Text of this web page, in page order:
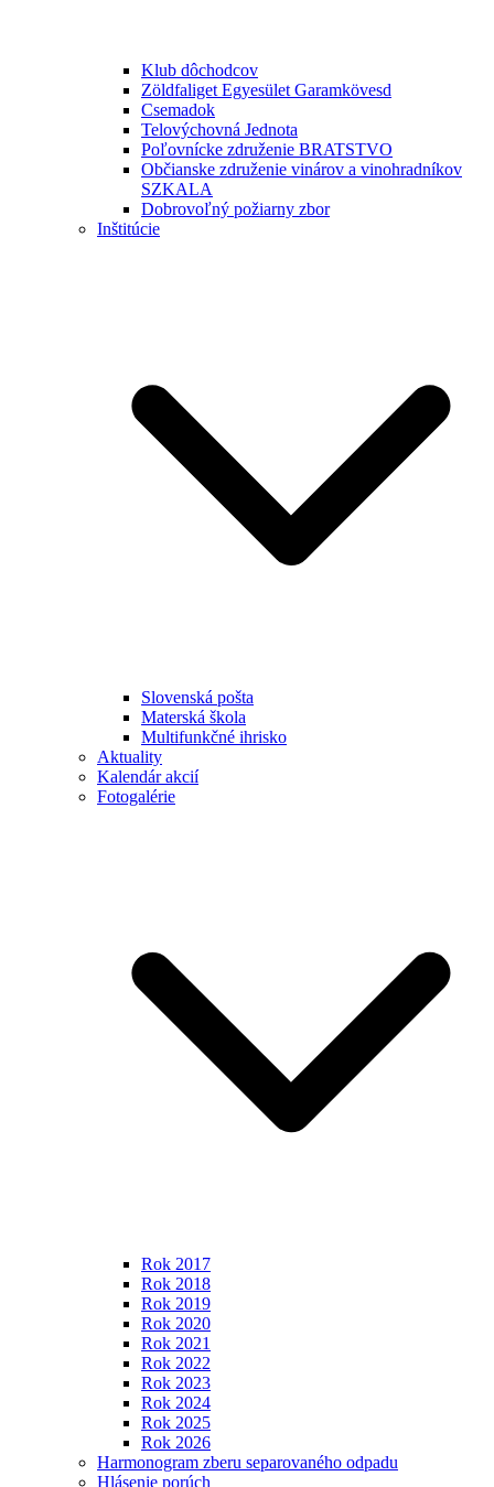
Klub dôchodcov
Zöldfaliget Egyesület Garamkövesd
Csemadok
Telovýchovná Jednota
Poľovnícke združenie BRATSTVO
Občianske združenie vinárov a vinohradníkov
SZKALA
Dobrovoľný požiarny zbor
Inštitúcie
Slovenská pošta
Materská škola
Multifunkčné ihrisko
Aktuality
Kalendár akcií
Fotogalérie
Rok 2017
Rok 2018
Rok 2019
Rok 2020
Rok 2021
Rok 2022
Rok 2023
Rok 2024
Rok 2025
Rok 2026
Harmonogram zberu separovaného odpadu
Hlásenie porúch